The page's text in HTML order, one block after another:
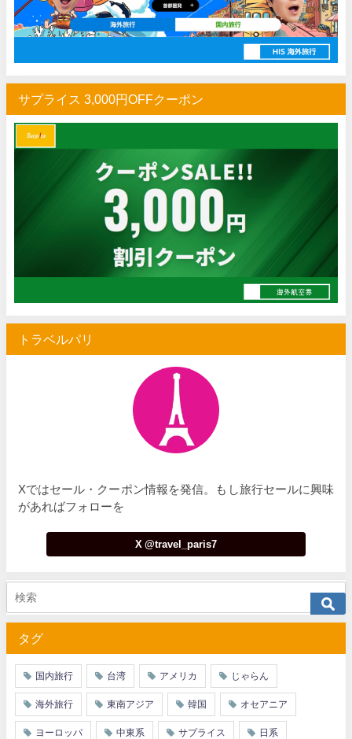
サプライス 3,000円OFFクーポン
トラベルパリ
Xではセール・クーポン情報を発信。もし旅行セールに興味
があればフォローを
X @travel_paris7
タグ
国内旅行 台湾 アメリカ じゃらん
海外旅行 東南アジア 韓国 オセアニア
ヨーロッパ 中東系 サプライス 日系